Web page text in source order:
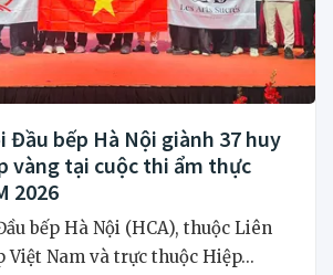
bếp Hà Nội giành 37 huy
vàng tại cuộc thi ẩm thực
2026
bếp Hà Nội (HCA), thuộc Liên
Việt Nam và trực thuộc Hiệp...